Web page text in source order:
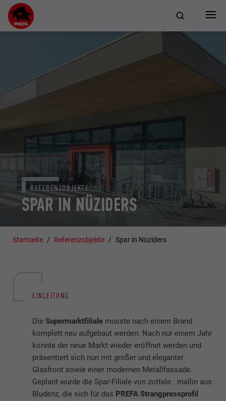
SPAR IN NÜZIDERS
REFERENZOBJEKTE
Startseite Referenzobjekte Spar in Nüziders
EINLEITUNG
DieSupermarktfiliale musste nach einem Brand
komplett neu aufgebaut werden. Nach nur einem Jahr
konnte der neue Markt wieder eröffnet werden und
präsentiert sich nun mit großer und eleganter
Glasfront sowie einer modernen Metallfassade.
Geplant wurde die Spar-Filiale von zottele . mallin aus
Bludenz, die sich für das PREFA Strangpressprofil